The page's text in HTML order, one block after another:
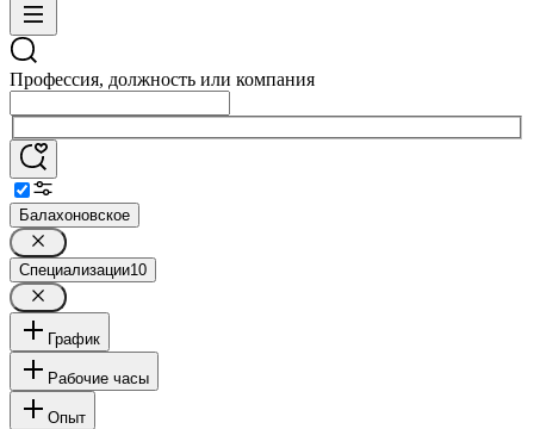
Профессия, должность или компания
Балахоновское
Специализации10
График
Рабочие часы
Опыт